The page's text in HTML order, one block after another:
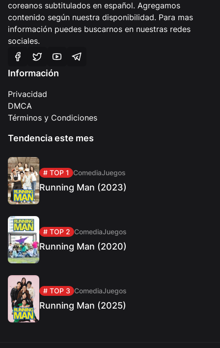
coreanos subtitulados en español. Agregamos
contenido según nuestra disponibilidad. Para mas
información puedes buscarnos en nuestras redes
sociales.
Información
Privacidad
DMCA
Términos y Condiciones
Tendencia este mes
# TOP 1 ComediaJuegos
Running Man (2023)
# TOP 2 ComediaJuegos
Running Man (2020)
# TOP 3 ComediaJuegos
Running Man (2025)